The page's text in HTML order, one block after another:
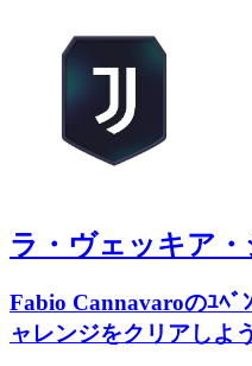
ラ・ヴェッキア・
Fabio Cannavaroのﾕﾍﾞ
ャレンジをクリアしよう